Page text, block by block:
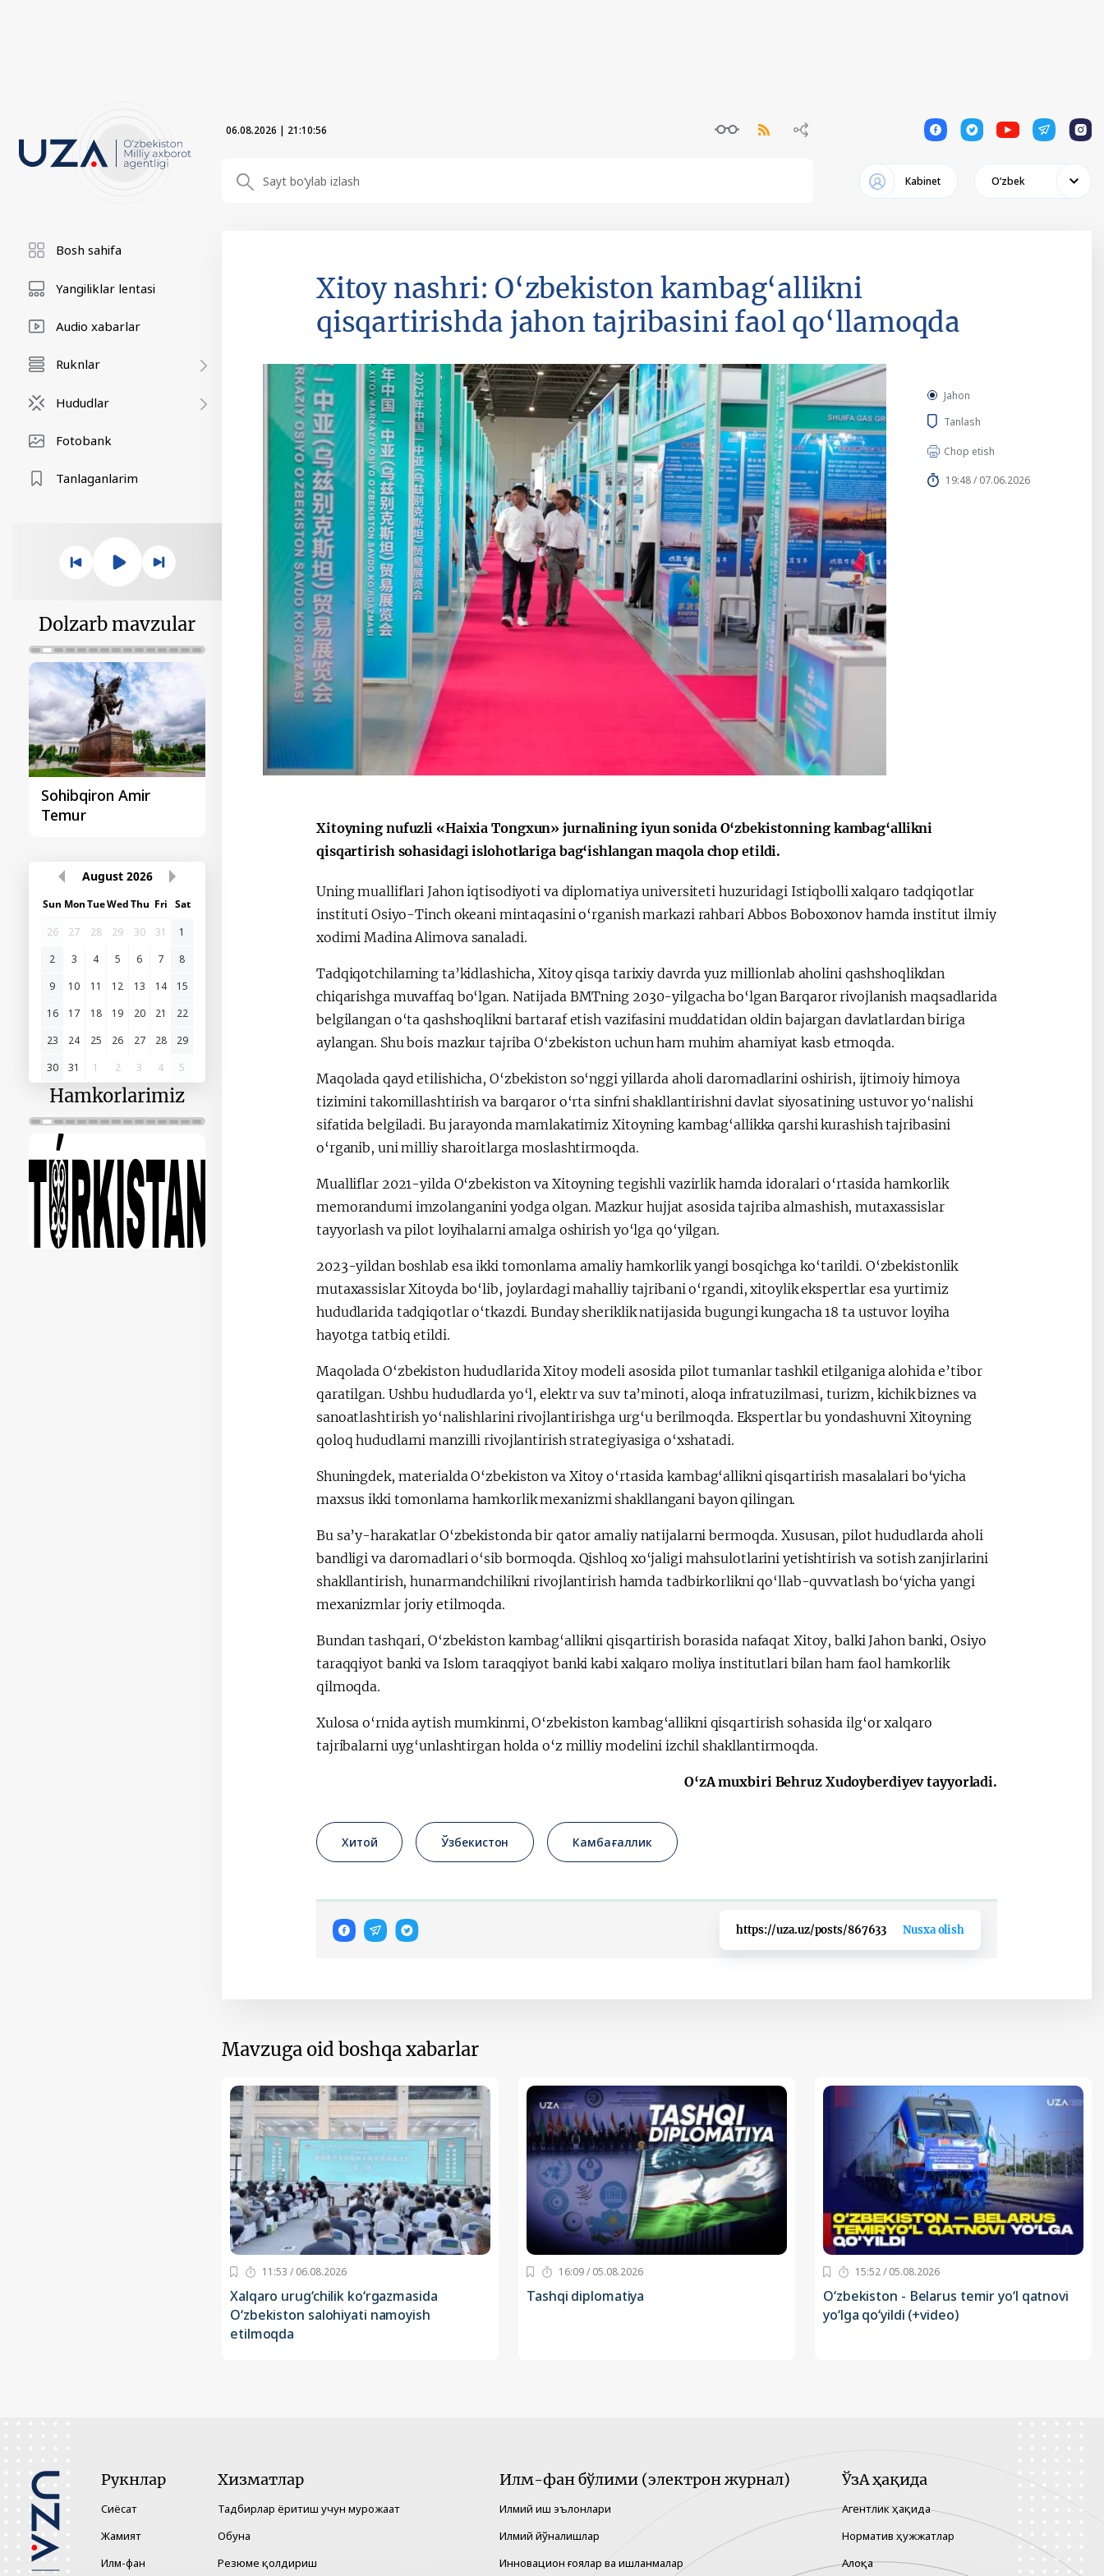
06.08.2026 | 21:10:57 1 1 1 1 1
Кabinet Oʻzbek
Bosh sahifa
Yangiliklar lentasi
Audio xabarlar
Ruknlar
Hududlar
Fotobank
Tanlaganlarim
Dolzarb mavzular
Sohibqiron Amir
Temur
August 2026
Sun MonTueWedThu Fri Sat
26
27 28 29 30 31
1
2
3 4 5 6 7
8
9
10 11 12 13 14
15
16
17 18 19 20 21
22
23
24 25 26 27 28
29
30
31 1 2 3 4 5
Hamkorlarimiz
Xitoy nashri: O‘zbekiston kambag‘allikni
qisqartirishda jahon tajribasini faol qo‘llamoqda
Jahon
Tanlash
Chop etish
19:48 / 07.06.2026
Xitoyning nufuzli «Haixia Tongxun» jurnalining iyun sonida O‘zbekistonning kambag‘allikni
qisqartirish sohasidagi islohotlariga bag‘ishlangan maqola chop etildi.
Uning mualliflari Jahon iqtisodiyoti va diplomatiya universiteti huzuridagi Istiqbolli xalqaro tadqiqotlar
instituti Osiyo-Tinch okeani mintaqasini o‘rganish markazi rahbari Abbos Boboxonov hamda institut ilmiy
xodimi Madina Alimova sanaladi.
Tadqiqotchilarning ta’kidlashicha, Xitoy qisqa tarixiy davrda yuz millionlab aholini qashshoqlikdan
chiqarishga muvaffaq bo‘lgan. Natijada BMTning 2030-yilgacha bo‘lgan Barqaror rivojlanish maqsadlarida
belgilangan o‘ta qashshoqlikni bartaraf etish vazifasini muddatidan oldin bajargan davlatlardan biriga
aylangan. Shu bois mazkur tajriba O‘zbekiston uchun ham muhim ahamiyat kasb etmoqda.
Maqolada qayd etilishicha, O‘zbekiston so‘nggi yillarda aholi daromadlarini oshirish, ijtimoiy himoya
tizimini takomillashtirish va barqaror o‘rta sinfni shakllantirishni davlat siyosatining ustuvor yo‘nalishi
sifatida belgiladi. Bu jarayonda mamlakatimiz Xitoyning kambag‘allikka qarshi kurashish tajribasini
o‘rganib, uni milliy sharoitlarga moslashtirmoqda.
Mualliflar 2021-yilda O‘zbekiston va Xitoyning tegishli vazirlik hamda idoralari o‘rtasida hamkorlik
memorandumi imzolanganini yodga olgan. Mazkur hujjat asosida tajriba almashish, mutaxassislar
tayyorlash va pilot loyihalarni amalga oshirish yo‘lga qo‘yilgan.
2023-yildan boshlab esa ikki tomonlama amaliy hamkorlik yangi bosqichga ko‘tarildi. O‘zbekistonlik
mutaxassislar Xitoyda bo‘lib, joylardagi mahalliy tajribani o‘rgandi, xitoylik ekspertlar esa yurtimiz
hududlarida tadqiqotlar o‘tkazdi. Bunday sheriklik natijasida bugungi kungacha 18 ta ustuvor loyiha
hayotga tatbiq etildi.
Maqolada O‘zbekiston hududlarida Xitoy modeli asosida pilot tumanlar tashkil etilganiga alohida e’tibor
qaratilgan. Ushbu hududlarda yo‘l, elektr va suv ta’minoti, aloqa infratuzilmasi, turizm, kichik biznes va
sanoatlashtirish yo‘nalishlarini rivojlantirishga urg‘u berilmoqda. Ekspertlar bu yondashuvni Xitoyning
qoloq hududlarni manzilli rivojlantirish strategiyasiga o‘xshatadi.
Shuningdek, materialda O‘zbekiston va Xitoy o‘rtasida kambag‘allikni qisqartirish masalalari bo‘yicha
maxsus ikki tomonlama hamkorlik mexanizmi shakllangani bayon qilingan.
Bu sa’y-harakatlar O‘zbekistonda bir qator amaliy natijalarni bermoqda. Xususan, pilot hududlarda aholi
bandligi va daromadlari o‘sib bormoqda. Qishloq xo‘jaligi mahsulotlarini yetishtirish va sotish zanjirlarini
shakllantirish, hunarmandchilikni rivojlantirish hamda tadbirkorlikni qo‘llab-quvvatlash bo‘yicha yangi
mexanizmlar joriy etilmoqda.
Bundan tashqari, O‘zbekiston kambag‘allikni qisqartirish borasida nafaqat Xitoy, balki Jahon banki, Osiyo
taraqqiyot banki va Islom taraqqiyot banki kabi xalqaro moliya institutlari bilan ham faol hamkorlik
qilmoqda.
Xulosa o‘rnida aytish mumkinmi, O‘zbekiston kambag‘allikni qisqartirish sohasida ilg‘or xalqaro
tajribalarni uyg‘unlashtirgan holda o‘z milliy modelini izchil shakllantirmoqda.
O‘zA muxbiri Behruz Xudoyberdiyev tayyorladi.
Хитой Ўзбекистон Камбағаллик
https://uza.uz/posts/867633 Nusxa olish
Mavzuga oid boshqa xabarlar
11:53 / 06.08.2026
Xalqaro urug‘chilik ko‘rgazmasida
O‘zbekiston salohiyati namoyish
etilmoqda
16:09 / 05.08.2026
Tashqi diplomatiya
15:52 / 05.08.2026
O‘zbekiston - Belarus temir yo‘l qatnovi
yo‘lga qo‘yildi (+video)
Рукнлар
Сиёсат
Жамият
Илм-фан
Хизматлар
Тадбирлар ёритиш учун мурожаат
Обуна
Резюме қолдириш
Илм-фан бўлими (электрон журнал)
Илмий иш эълонлари
Илмий йўналишлар
Инновацион ғоялар ва ишланмалар
ЎзА ҳақида
Агентлик ҳақида
Норматив ҳужжатлар
Алоқа